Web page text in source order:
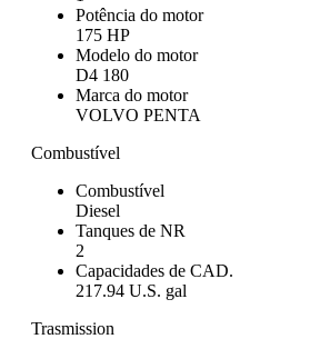
Potência do motor
175 HP
Modelo do motor
D4 180
Marca do motor
VOLVO PENTA
Combustível
Combustível
Diesel
Tanques de NR
2
Capacidades de CAD.
217.94 U.S. gal
Trasmission